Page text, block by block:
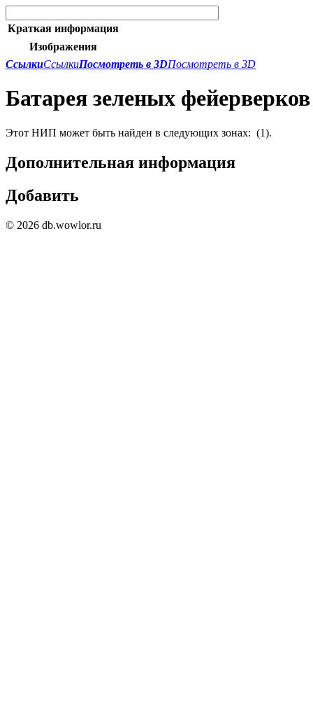
Краткая информация
Изображения
СсылкиСсылкиПосмотреть в 3DПосмотреть в 3D
Батарея зеленых фейерверков
Этот НИП может быть найден в следующих зонах: (1).
Дополнительная информация
Добавить
© 2026 db.wowlor.ru